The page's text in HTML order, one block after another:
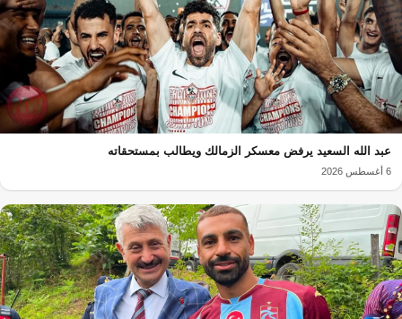
عبد الله السعيد يرفض معسكر الزمالك ويطالب بمستحقاته
6 أغسطس 2026